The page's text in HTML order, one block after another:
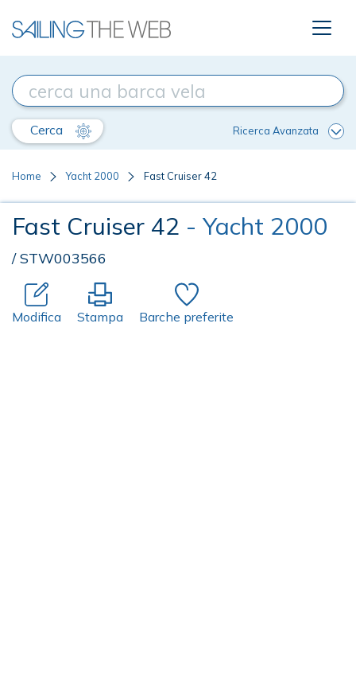
Cerca Ricerca Avanzata
Home Yacht 2000 Fast Cruiser 42
Fast Cruiser 42 - Yacht 2000
/ STW003566
Modifica Stampa Barche preferite